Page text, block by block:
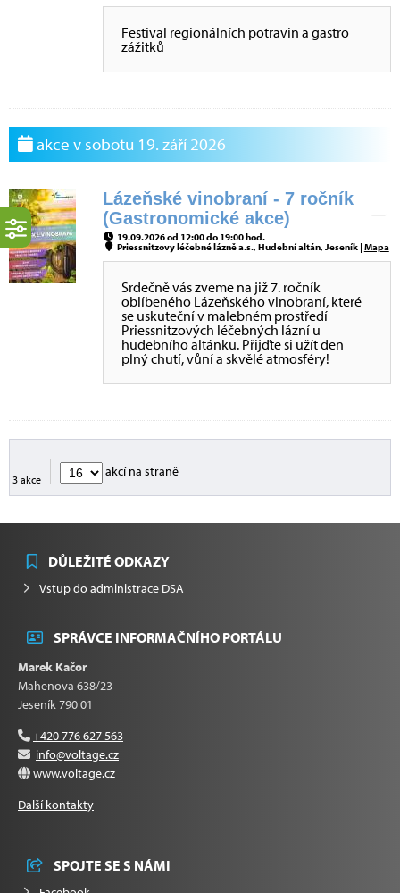
Festival regionálních potravin a gastro
zážitků
akce v sobotu 19. září 2026
Lázeňské vinobraní - 7 ročník
(Gastronomické akce)
19.09.2026 od 12:00 do 19:00 hod.
Priessnitzovy léčebné lázně a.s., Hudební altán, Jeseník |Mapa
Srdečně vás zveme na již 7. ročník
oblíbeného Lázeňského vinobraní, které
se uskuteční v malebném prostředí
Priessnitzových léčebných lázní u
hudebního altánku. Přijďte si užít den
plný chutí, vůní a skvělé atmosféry!
3 akce
akcí na straně
DŮLEŽITÉ ODKAZY
Vstup do administrace DSA
SPRÁVCE INFORMAČNÍHO PORTÁLU
Marek Kačor
Mahenova 638/23
Jeseník 790 01
+420 776 627 563
info@voltage.cz
www.voltage.cz
Další kontakty
SPOJTE SE S NÁMI